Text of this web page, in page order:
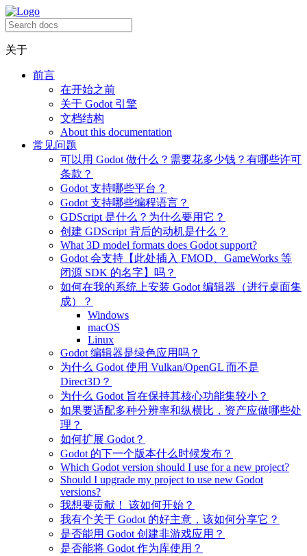
关于
前言
在开始之前
关于 Godot 引擎
文档结构
About this documentation
常见问题
可以用 Godot 做什么？需要花多少钱？有哪些许可
条款？
Godot 支持哪些平台？
Godot 支持哪些编程语言？
GDScript 是什么？为什么要用它？
创建 GDScript 背后的动机是什么？
What 3D model formats does Godot support?
Godot 会支持【此处插入 FMOD、GameWorks 等
闭源 SDK 的名字】吗？
如何在我的系统上安装 Godot 编辑器（进行桌面集
成）？
Windows
macOS
Linux
Godot 编辑器是绿色应用吗？
为什么 Godot 使用 Vulkan/OpenGL 而不是
Direct3D？
为什么 Godot 旨在保持其核心功能集较小？
如果要适配多种分辨率和纵横比，资产应做哪些处
理？
如何扩展 Godot？
Godot 的下一个版本什么时候发布？
Which Godot version should I use for a new project?
Should I upgrade my project to use new Godot
versions?
我想要贡献！ 该如何开始？
我有个关于 Godot 的好主意，该如何分享它？
是否能用 Godot 创建非游戏应用？
是否能将 Godot 作为库使用？